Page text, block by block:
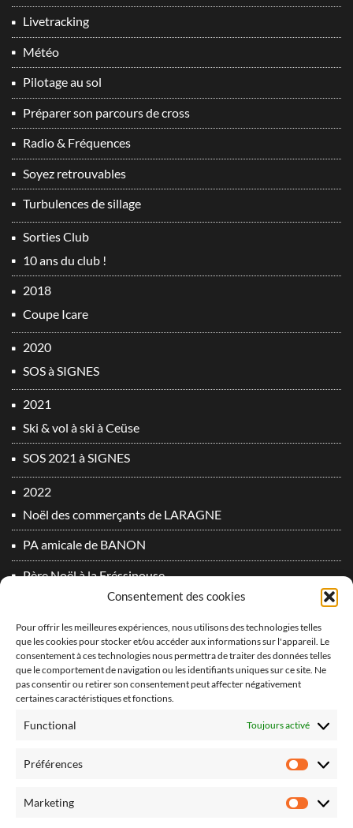
Consentement des cookies
Pour offrir les meilleures expériences, nous utilisons des technologies telles
que les cookies pour stocker et/ou accéder aux informations sur l'appareil. Le
consentement à ces technologies nous permettra de traiter des données telles
que le comportement de navigation ou les identifiants uniques sur ce site. Ne
pas consentir ou retirer son consentement peut affecter négativement
certaines caractéristiques et fonctions.
Functional Toujours activé
Préférences
Marketing
Livetracking
Météo
Pilotage au sol
Préparer son parcours de cross
Radio & Fréquences
Soyez retrouvables
Turbulences de sillage
Sorties Club
10 ans du club !
2018
Coupe Icare
2020
SOS à SIGNES
2021
Ski & vol à ski à Ceüse
SOS 2021 à SIGNES
2022
Noël des commerçants de LARAGNE
PA amicale de BANON
Père Noël à la Fréssinouse
SOS 2022 à SIGNES
2023
Du plomb dans l’aile 2° Edition !
vidéo PA Oraison 2
2024
SOS 2024 à SIGNES